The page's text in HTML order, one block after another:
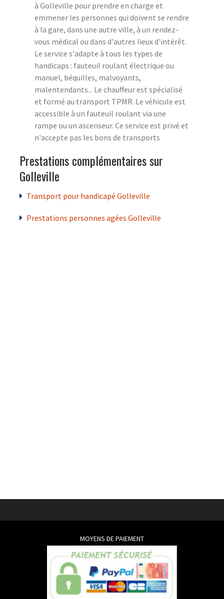
à Golleville pour prendre en charge et
emmener les personnes qui doivent se rendre
à la gare, dans une autre ville, à un rendez-
vous médical ou dans d'autres lieux d'intérêt.
Le service s'adapte à tous les types de
handicaps : fauteuil roulant électrique ou
manuel, béquilles, malvoyants,
malentendants... Le chauffeur est spécialisé
et formé au transport TPMR. Le véhicule est
accessible à un fauteuil roulant via une
rampe ou un ascenseur. Ce service est privé et
n'accepte pas les bons de transports
Prestations complémentaires sur
Golleville
Transport pour handicapé Golleville
Prestations personnes agées Golleville
MOYENS DE PAIEMENT